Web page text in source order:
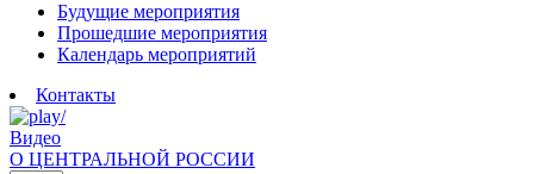
Будущие мероприятия
Прошедшие мероприятия
Календарь мероприятий
Контакты
Видео
О ЦЕНТРАЛЬНОЙ РОССИИ